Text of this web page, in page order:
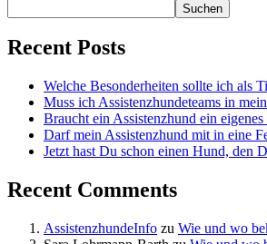
Suchen
Recent Posts
Welche Besonderheiten sollte ich als
Muss ich Assistenzhundeteams in
Braucht ein Assistenzhund ein
Darf mein Assistenzhund mit in eine
Jetzt hast Du schon einen Hund, den
Recent Comments
AssistenzhundeInfo zu Wie und wo